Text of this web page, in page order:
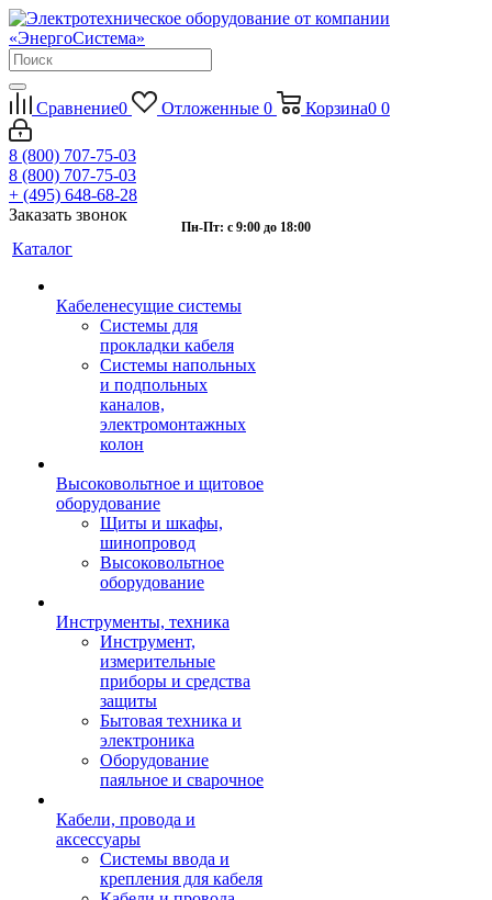
Сравнение0 Отложенные 0 Корзина0 0
8 (800) 707-75-03
8 (800) 707-75-03
+ (495) 648-68-28
Заказать звонок
Пн-Пт: с 9:00 до 18:00
Каталог
Кабеленесущие системы
Системы для
прокладки кабеля
Системы напольных
и подпольных
каналов,
электромонтажных
колон
Высоковольтное и щитовое
оборудование
Щиты и шкафы,
шинопровод
Высоковольтное
оборудование
Инструменты, техника
Инструмент,
измерительные
приборы и средства
защиты
Бытовая техника и
электроника
Оборудование
паяльное и сварочное
Кабели, провода и
аксессуары
Системы ввода и
крепления для кабеля